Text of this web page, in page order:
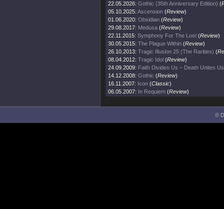
22.05.2026: Gothic (35th Anniversary Edition) (
05.10.2025: Ascension (Review)
01.06.2020: Obsidian (Review)
29.08.2017: Medusa (Review)
22.11.2015: Symphony For The Lost (Review)
30.05.2015: The Plague Within (Review)
26.10.2013: Tragic Illusion 25 (The Rarities) (
08.04.2012: Tragic Idol (Review)
24.09.2009: Faith Divides Us – Death Unites Us
14.12.2008: Gothic (Review)
16.11.2007: Icon (Classic)
06.05.2007: In Requiem (Review)
©